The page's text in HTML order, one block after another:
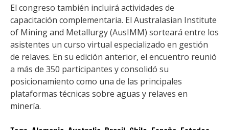
El congreso también incluirá actividades de
capacitación complementaria. El Australasian Institute
of Mining and Metallurgy (AusIMM) sorteará entre los
asistentes un curso virtual especializado en gestión
de relaves. En su edición anterior, el encuentro reunió
a más de 350 participantes y consolidó su
posicionamiento como una de las principales
plataformas técnicas sobre aguas y relaves en
minería.